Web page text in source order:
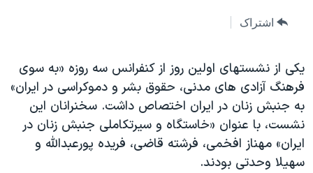
جهش
جستجوویژه برنامه‌ها
ویدیوها
فرهنگ و زندگی
حقوق شهروندی
اقتصادی
۲۵۰سالگی آمریکا
بایگانی برنامه‌های تلویزیونی
مستندها
انتخابات ریاست جمهوری آمریکا ۲۰۲۴
حمله جمهوری اسلامی به اسرائیل
یادگیری زبان انگلیسی
دنبال کنید
اشتراک
یکی از نشستهای اولین روز از کنفرانس سه روزه «به سوی
فرهنگ آزادی های مدنی، حقوق بشر و دموکراسی در ایران»
به جنبش زنان در ایران اختصاص داشت. سخنرانان این
نشست، با عنوان «خاستگاه و سیرتکاملی جنبش زنان در
ایران» مهناز افخمی، فرشته قاضی، فریده پورعبدالله و
سهیلا وحدتی بودند.